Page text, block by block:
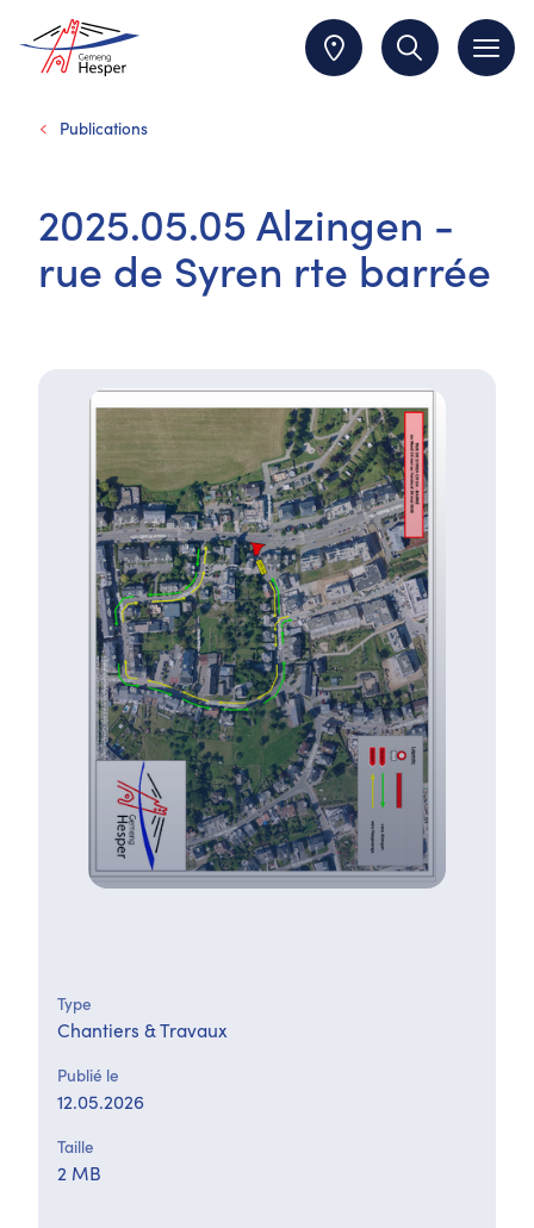
Publications
2025.05.05 Alzingen -
rue de Syren rte barrée
Type
Chantiers & Travaux
Publié le
12.05.2026
Taille
2 MB